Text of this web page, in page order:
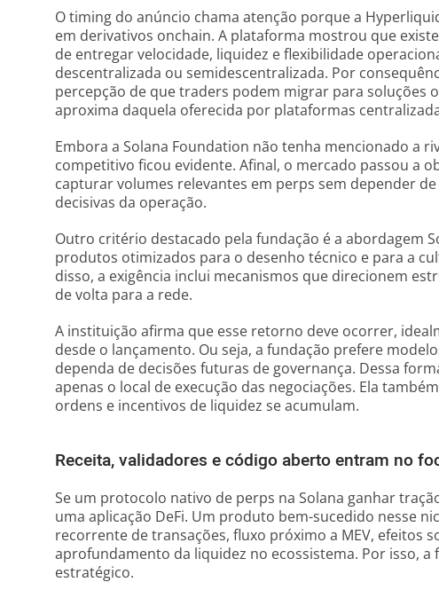
O timing do anúncio chama atenção porque a
em derivativos onchain. A plataforma mostrou que
de entregar velocidade, liquidez e flexibilidade
descentralizada ou semidescentralizada. Por
percepção de que traders podem migrar para soluções
aproxima daquela oferecida por plataformas
Embora a Solana Foundation não tenha mencionado a
competitivo ficou evidente. Afinal, o mercado passou a
capturar volumes relevantes em perps sem depender
decisivas da operação.
Outro critério destacado pela fundação é a abordagem
produtos otimizados para o desenho técnico e para a
disso, a exigência inclui mecanismos que direcionem
de volta para a rede.
A instituição afirma que esse retorno deve ocorrer,
desde o lançamento. Ou seja, a fundação prefere
dependa de decisões futuras de governança. Dessa
apenas o local de execução das negociações. Ela
ordens e incentivos de liquidez se acumulam.
Receita, validadores e código aberto entram no
Se um protocolo nativo de perps na Solana ganhar
uma aplicação DeFi. Um produto bem-sucedido nesse
recorrente de transações, fluxo próximo a MEV, efeitos
aprofundamento da liquidez no ecossistema. Por isso,
estratégico.